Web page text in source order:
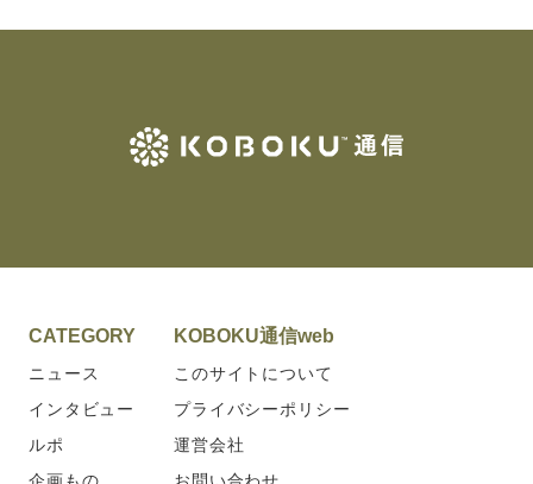
CATEGORY
ニュース
インタビュー
ルポ
企画もの
KOBOKU通信web
このサイトについて
プライバシーポリシー
運営会社
お問い合わせ